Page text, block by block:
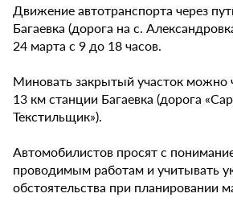
Движение автотранспорта через
Багаевка (дорога на с.
24 марта с 9 до 18 часов.
Миновать закрытый участок можно
13 км станции Багаевка (дорога
Текстильщик»).
Автомобилистов просят с
проводимым работам и учитывать
обстоятельства при планировании